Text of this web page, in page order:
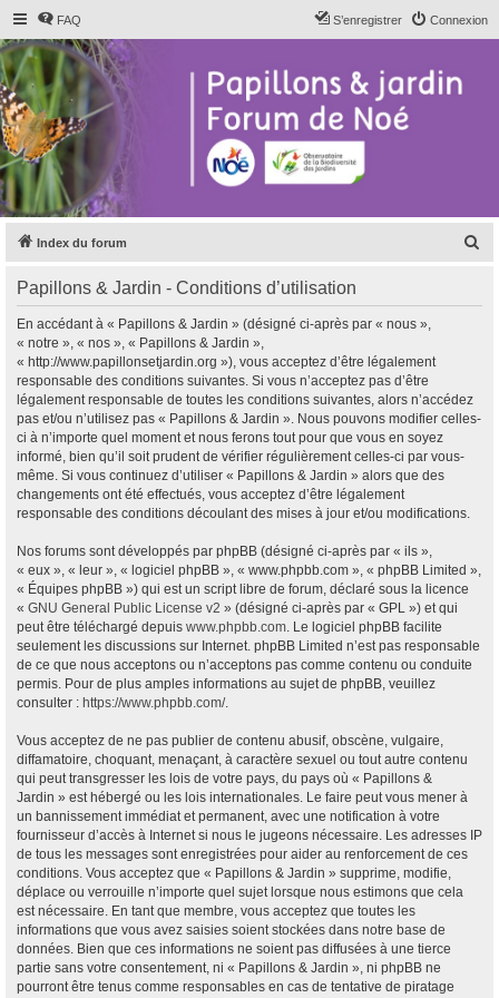
FAQ Connexion
S’enregistrer
Index du forum
Papillons & Jardin - Conditions d’utilisation
En accédant à « Papillons & Jardin » (désigné ci-après par « nous »,
« notre », « nos », « Papillons & Jardin »,
« http://www.papillonsetjardin.org »), vous acceptez d’être légalement
responsable des conditions suivantes. Si vous n’acceptez pas d’être
légalement responsable de toutes les conditions suivantes, alors n’accédez
pas et/ou n’utilisez pas « Papillons & Jardin ». Nous pouvons modifier celles-
ci à n’importe quel moment et nous ferons tout pour que vous en soyez
informé, bien qu’il soit prudent de vérifier régulièrement celles-ci par vous-
même. Si vous continuez d’utiliser « Papillons & Jardin » alors que des
changements ont été effectués, vous acceptez d’être légalement
responsable des conditions découlant des mises à jour et/ou modifications.
Nos forums sont développés par phpBB (désigné ci-après par « ils »,
« eux », « leur », « logiciel phpBB », « www.phpbb.com », « phpBB Limited »,
« Équipes phpBB ») qui est un script libre de forum, déclaré sous la licence
« GNU General Public License v2 » (désigné ci-après par « GPL ») et qui
peut être téléchargé depuis www.phpbb.com. Le logiciel phpBB facilite
seulement les discussions sur Internet. phpBB Limited n’est pas responsable
de ce que nous acceptons ou n’acceptons pas comme contenu ou conduite
permis. Pour de plus amples informations au sujet de phpBB, veuillez
consulter : https://www.phpbb.com/.
Vous acceptez de ne pas publier de contenu abusif, obscène, vulgaire,
diffamatoire, choquant, menaçant, à caractère sexuel ou tout autre contenu
qui peut transgresser les lois de votre pays, du pays où « Papillons &
Jardin » est hébergé ou les lois internationales. Le faire peut vous mener à
un bannissement immédiat et permanent, avec une notification à votre
fournisseur d’accès à Internet si nous le jugeons nécessaire. Les adresses IP
de tous les messages sont enregistrées pour aider au renforcement de ces
conditions. Vous acceptez que « Papillons & Jardin » supprime, modifie,
déplace ou verrouille n’importe quel sujet lorsque nous estimons que cela
est nécessaire. En tant que membre, vous acceptez que toutes les
informations que vous avez saisies soient stockées dans notre base de
données. Bien que ces informations ne soient pas diffusées à une tierce
partie sans votre consentement, ni « Papillons & Jardin », ni phpBB ne
pourront être tenus comme responsables en cas de tentative de piratage